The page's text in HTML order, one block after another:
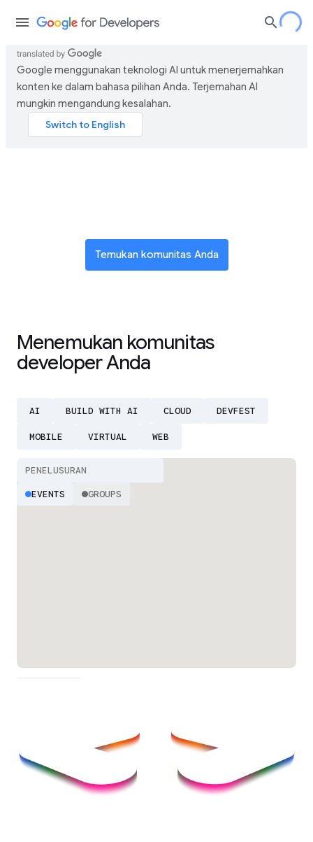
Google menggunakan teknologi AI untuk menerjemahkan
konten ke dalam bahasa pilihan Anda. Terjemahan AI
mungkin mengandung kesalahan.
Temukan komunitas Anda
Menemukan komunitas
developer Anda
AI BUILD WITH AI CLOUD DEVFEST
MOBILE VIRTUAL WEB
EVENTS GROUPS